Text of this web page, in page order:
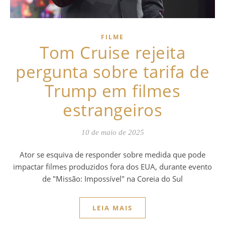
FILME
Tom Cruise rejeita
pergunta sobre tarifa de
Trump em filmes
estrangeiros
10 de maio de 2025
Ator se esquiva de responder sobre medida que pode
impactar filmes produzidos fora dos EUA, durante evento
de "Missão: Impossível" na Coreia do Sul
LEIA MAIS